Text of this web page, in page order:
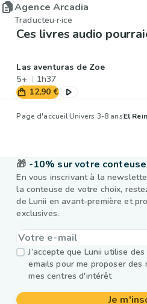
Agence Arcadia
Traducteu·r·ice
Ces livres audio
Las aventuras de Zoe
5+
1h37
12,90 €
Page d'accueilUnivers 3-8 ansEl
🎁 -10% sur votre conteuse
En vous inscrivant à la
la conteuse de votre choix,
de Lunii en avant-première et
exclusives.
J’accepte que Lunii utilise
emails pour me proposer des
mes centres d'intérêt
Je